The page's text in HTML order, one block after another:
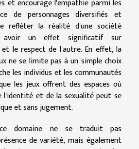
et encourage l'empathie parmi les
de personnages diversifiés et
refléter la réalité d'une société
un effet significatif sur
le respect de l'autre. En effet, la
ne se limite pas à un simple choix
les individus et les communautés
les jeux offrent des espaces où
l'identité et de la sexualité peut se
et sans jugement.
ce domaine ne se traduit pas
de variété, mais également